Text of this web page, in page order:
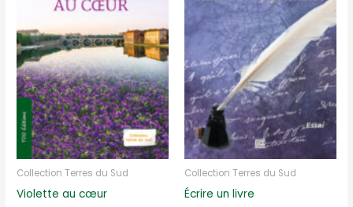
Collection Terres du Sud
Violette au cœur
Collection Terres du Sud
Écrire un livre